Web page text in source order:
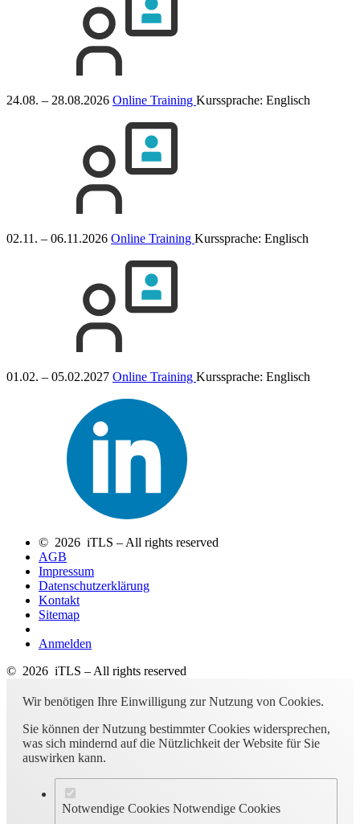
24.08. – 28.08.2026 Online Training Kurssprache: Englisch
02.11. – 06.11.2026 Online Training Kurssprache: Englisch
01.02. – 05.02.2027 Online Training Kurssprache: Englisch
© 2026 iTLS – All rights reserved
AGB
Impressum
Datenschutzerklärung
Kontakt
Sitemap
Anmelden
© 2026 iTLS – All rights reserved
Wir benötigen Ihre Einwilligung zur Nutzung von Cookies.
Sie können der Nutzung bestimmter Cookies widersprechen,
was sich mindernd auf die Nützlichkeit der Website für Sie
auswirken kann.
Notwendige Cookies Notwendige Cookies